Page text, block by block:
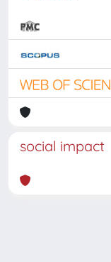
social impact